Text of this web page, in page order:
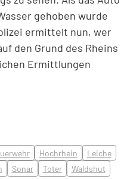
gehoben wurde
ermittelt nun, wer
den Grund des Rheins
Ermittlungen
Hochrhein
Leiche
Sonar Toter Waldshut